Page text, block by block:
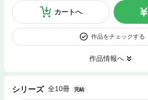
カートへ
作品をチェックする
作品情報へ
シリーズ 全10冊 完結